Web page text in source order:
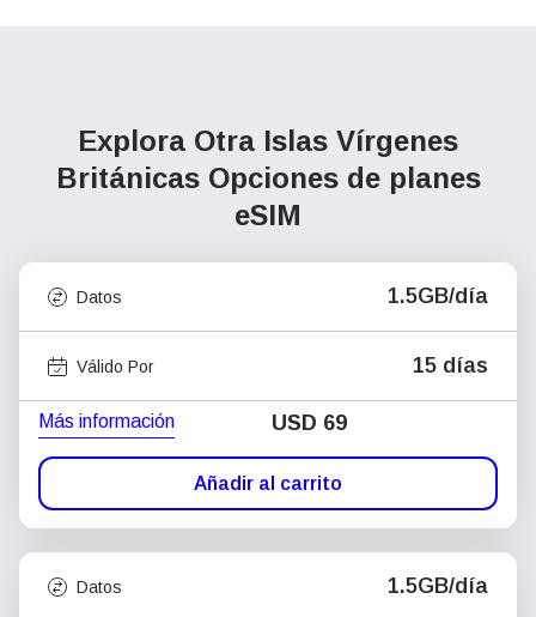
Explora Otra Islas Vírgenes
Británicas Opciones de planes
eSIM
Datos 1.5GB/día
Válido Por 15 días
Más información USD 69
Añadir al carrito
Datos 1.5GB/día